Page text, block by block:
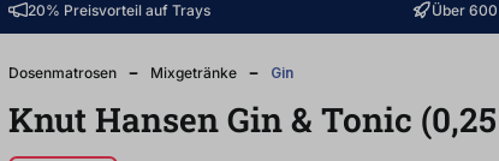
20% Preisvorteil auf Trays Über
Dosenmatrosen Mixgetränke Gin
Knut Hansen Gin & Tonic (0,25